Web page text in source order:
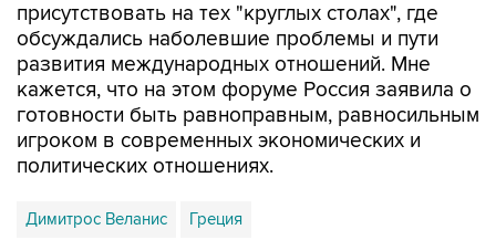
присутствовать на тех "круглых столах", где
обсуждались наболевшие проблемы и пути
развития международных отношений. Мне
кажется, что на этом форуме Россия заявила о
готовности быть равноправным, равносильным
игроком в современных экономических и
политических отношениях.
Димитрос Веланис Греция